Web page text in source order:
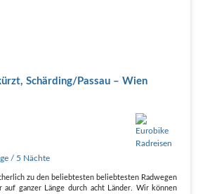
Schärding/Passau – Wien
/ 5 Nächte
zu den beliebtesten beliebtesten Radwegen
auf ganzer Länge durch acht Länder. Wir können